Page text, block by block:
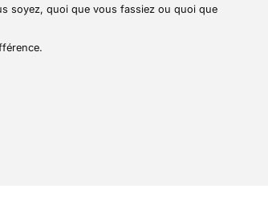
propose une gamme
la transition vers une
soyez, quoi que vous fassiez ou quoi que